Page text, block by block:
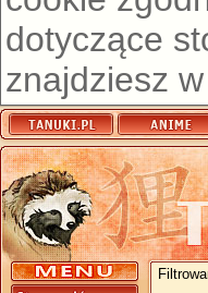
dotyczące
znajdziesz w